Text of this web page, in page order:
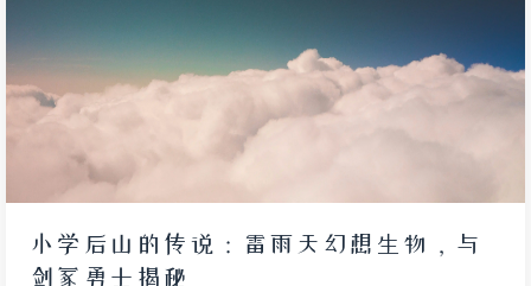
当时全家喜欢看是因为剧中实拍了 10 年代的老建筑、
旧街角和老式公交车，这些画面像时间胶囊一样唤起了
妈妈和作者对往事的怀念。最后作者提到自己学习
Linux 后，曾将剧名“葵花进城”误打成“葵花进
程”，从此经常搞混，成为一个小笑话。
小学后山的传说：雷雨天幻想生物，与
剑冢勇士揭秘